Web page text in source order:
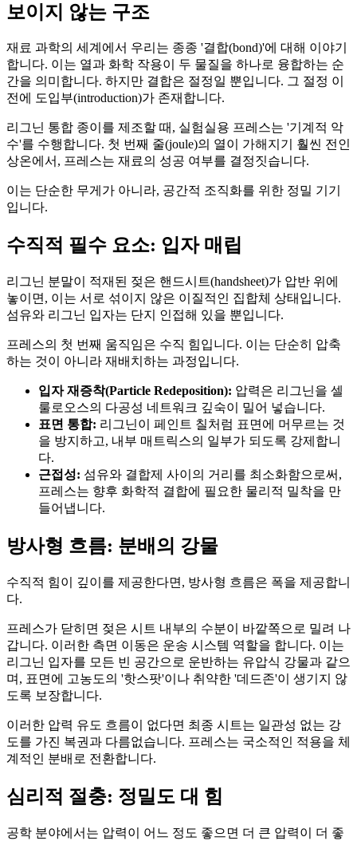
보이지 않는 구조
재료 과학의 세계에서 우리는 종종 '결합(bond)'에 대해 이야기
합니다. 이는 열과 화학 작용이 두 물질을 하나로 융합하는 순
간을 의미합니다. 하지만 결합은 절정일 뿐입니다. 그 절정 이
전에 도입부(introduction)가 존재합니다.
리그닌 통합 종이를 제조할 때, 실험실용 프레스는 '기계적 악
수'를 수행합니다. 첫 번째 줄(joule)의 열이 가해지기 훨씬 전인
상온에서, 프레스는 재료의 성공 여부를 결정짓습니다.
이는 단순한 무게가 아니라, 공간적 조직화를 위한 정밀 기기
입니다.
수직적 필수 요소: 입자 매립
리그닌 분말이 적재된 젖은 핸드시트(handsheet)가 압반 위에
놓이면, 이는 서로 섞이지 않은 이질적인 집합체 상태입니다.
섬유와 리그닌 입자는 단지 인접해 있을 뿐입니다.
프레스의 첫 번째 움직임은 수직 힘입니다. 이는 단순히 압축
하는 것이 아니라 재배치하는 과정입니다.
입자 재증착(Particle Redeposition): 압력은 리그닌을 셀
룰로오스의 다공성 네트워크 깊숙이 밀어 넣습니다.
표면 통합: 리그닌이 페인트 칠처럼 표면에 머무르는 것
을 방지하고, 내부 매트릭스의 일부가 되도록 강제합니
다.
근접성: 섬유와 결합제 사이의 거리를 최소화함으로써,
프레스는 향후 화학적 결합에 필요한 물리적 밀착을 만
들어냅니다.
방사형 흐름: 분배의 강물
수직적 힘이 깊이를 제공한다면, 방사형 흐름은 폭을 제공합니
다.
프레스가 닫히면 젖은 시트 내부의 수분이 바깥쪽으로 밀려 나
갑니다. 이러한 측면 이동은 운송 시스템 역할을 합니다. 이는
리그닌 입자를 모든 빈 공간으로 운반하는 유압식 강물과 같으
며, 표면에 고농도의 '핫스팟'이나 취약한 '데드존'이 생기지 않
도록 보장합니다.
이러한 압력 유도 흐름이 없다면 최종 시트는 일관성 없는 강
도를 가진 복권과 다름없습니다. 프레스는 국소적인 적용을 체
계적인 분배로 전환합니다.
심리적 절충: 정밀도 대 힘
공학 분야에서는 압력이 어느 정도 좋으면 더 큰 압력이 더 좋